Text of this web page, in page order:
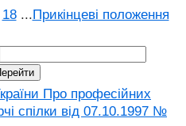
18 ...Прикінцеві положення
Про професійних
спілки від 07.10.1997 №